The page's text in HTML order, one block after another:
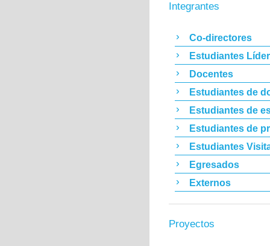
Integrantes
Co-directores
Estudiantes
Docentes
Estudiantes de
Estudiantes de
Estudiantes de
Estudiantes
Egresados
Externos
Proyectos